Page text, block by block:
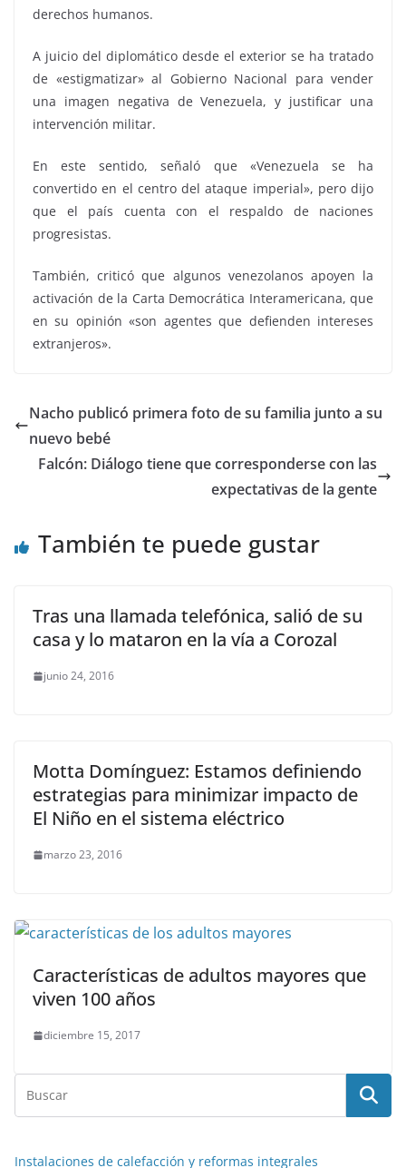
derechos humanos.
A juicio del diplomático desde el exterior se ha tratado
de «estigmatizar» al Gobierno Nacional para vender
una imagen negativa de Venezuela, y justificar una
intervención militar.
En este sentido, señaló que «Venezuela se ha
convertido en el centro del ataque imperial», pero dijo
que el país cuenta con el respaldo de naciones
progresistas.
También, criticó que algunos venezolanos apoyen la
activación de la Carta Democrática Interamericana, que
en su opinión «son agentes que defienden intereses
extranjeros».
Nacho publicó primera foto de su familia junto a su
nuevo bebé
Falcón: Diálogo tiene que corresponderse con las
expectativas de la gente
También te puede gustar
Tras una llamada telefónica, salió de su
casa y lo mataron en la vía a Corozal
junio 24, 2016
Motta Domínguez: Estamos definiendo
estrategias para minimizar impacto de
El Niño en el sistema eléctrico
marzo 23, 2016
Características de adultos mayores que
viven 100 años
diciembre 15, 2017
Instalaciones de calefacción y reformas integrales